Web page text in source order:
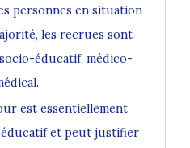
personnes en situation
les recrues sont
éducatif, médico-
est essentiellement
et peut justifier